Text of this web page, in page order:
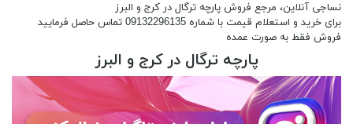
نساجی آنلاین، مرجع فروش پارچه ترگال در کرج و البرز
برای خرید و استعلام قیمت با شماره 09132296135 تماس حاصل فرمایید
فروش فقط به صورت عمده
پارچه ترگال در کرج و البرز